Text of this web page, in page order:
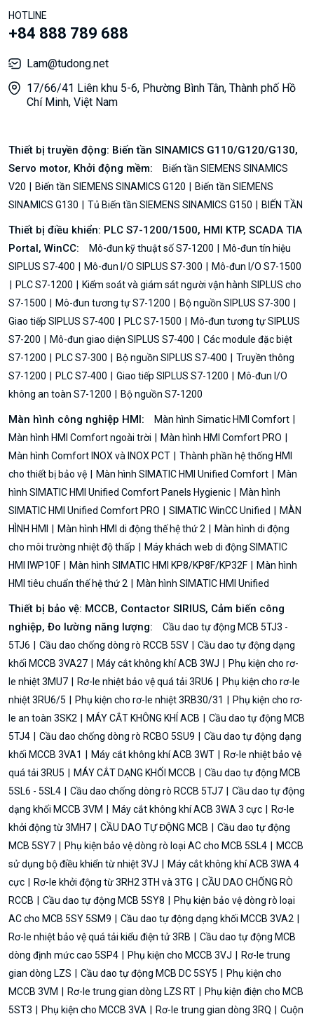
HOTLINE
+84 888 789 688
Lam@tudong.net
17/66/41 Liên khu 5-6, Phường Bình Tân, Thành phố Hồ
Chí Minh, Việt Nam
Thiết bị truyền động: Biến tần SINAMICS G110/G120/G130,
Servo motor, Khởi động mềm:
Biến tần SIEMENS SINAMICS
V20
Biến tần SIEMENS SINAMICS G120
Biến tần SIEMENS
SINAMICS G130
Tủ Biến tần SIEMENS SINAMICS G150 BIẾN TẦN
Thiết bị điều khiển: PLC S7-1200/1500, HMI KTP, SCADA TIA
Portal, WinCC:
Mô-đun kỹ thuật số S7-1200
Mô-đun tín hiệu
SIPLUS S7-400
Mô-đun I/O SIPLUS S7-300
Mô-đun I/O S7-1500
PLC S7-1200
Kiểm soát và giám sát người vận hành SIPLUS cho
S7-1500
Mô-đun tương tự S7-1200
Bộ nguồn SIPLUS S7-300
Giao tiếp SIPLUS S7-400
PLC S7-1500
Mô-đun tương tự SIPLUS
S7-200
Mô-đun giao diện SIPLUS S7-400
Các module đặc biệt
S7-1200
PLC S7-300 Bộ nguồn SIPLUS S7-400
Truyền thông
S7-1200
PLC S7-400 Giao tiếp SIPLUS S7-1200
Mô-đun I/O
không an toàn S7-1200
Bộ nguồn S7-1200
Màn hình công nghiệp HMI:
Màn hình Simatic HMI Comfort
Màn hình HMI Comfort ngoài trời
Màn hình HMI Comfort PRO
Màn hình Comfort INOX và INOX PCT
Thành phần hệ thống HMI
cho thiết bị bảo vệ
Màn hình SIMATIC HMI Unified Comfort
Màn
hình SIMATIC HMI Unified Comfort Panels Hygienic
Màn hình
SIMATIC HMI Unified Comfort PRO
SIMATIC WinCC Unified
MÀN
HÌNH HMI
Màn hình HMI di động thế hệ thứ 2
Màn hình di động
cho môi trường nhiệt độ thấp
Máy khách web di động SIMATIC
HMI IWP10F
Màn hình SIMATIC HMI KP8/KP8F/KP32F
Màn hình
HMI tiêu chuẩn thế hệ thứ 2
Màn hình SIMATIC HMI Unified
Thiết bị bảo vệ: MCCB, Contactor SIRIUS, Cảm biến công
nghiệp, Đo lường năng lượng:
Cầu dao tự động MCB 5TJ3 -
5TJ6
Cầu dao chống dòng rò RCCB 5SV
Cầu dao tự động dạng
khối MCCB 3VA27
Máy cắt không khí ACB 3WJ
Phụ kiện cho rơ-
le nhiệt 3MU7
Rơ-le nhiệt bảo vệ quá tải 3RU6
Phụ kiện cho rơ-le
nhiệt 3RU6/5
Phụ kiện cho rơ-le nhiệt 3RB30/31
Phụ kiện cho rơ-
le an toàn 3SK2
MÁY CẮT KHÔNG KHÍ ACB
Cầu dao tự động MCB
5TJ4
Cầu dao chống dòng rò RCBO 5SU9
Cầu dao tự động dạng
khối MCCB 3VA1
Máy cắt không khí ACB 3WT
Rơ-le nhiệt bảo vệ
quá tải 3RU5
MÁY CẮT DẠNG KHỐI MCCB
Cầu dao tự động MCB
5SL6 - 5SL4
Cầu dao chống dòng rò RCCB 5TJ7
Cầu dao tự động
dạng khối MCCB 3VM
Máy cắt không khí ACB 3WA 3 cực
Rơ-le
khởi động từ 3MH7
CẦU DAO TỰ ĐỘNG MCB
Cầu dao tự động
MCB 5SY7
Phụ kiện bảo vệ dòng rò loại AC cho MCB 5SL4
MCCB
sử dụng bộ điều khiển từ nhiệt 3VJ
Máy cắt không khí ACB 3WA 4
cực
Rơ-le khởi động từ 3RH2 3TH và 3TG
CẦU DAO CHỐNG RÒ
RCCB
Cầu dao tự động MCB 5SY8
Phụ kiện bảo vệ dòng rò loại
AC cho MCB 5SY 5SM9
Cầu dao tự động dạng khối MCCB 3VA2
Rơ-le nhiệt bảo vệ quá tải kiểu điện tử 3RB
Cầu dao tự động MCB
dòng định mức cao 5SP4
Phụ kiện cho MCCB 3VJ
Rơ-le trung
gian dòng LZS
Cầu dao tự động MCB DC 5SY5
Phụ kiện cho
MCCB 3VM
Rơ-le trung gian dòng LZS RT
Phụ kiện điện cho MCB
5ST3
Phụ kiện cho MCCB 3VA Rơ-le trung gian dòng 3RQ
Cuộn